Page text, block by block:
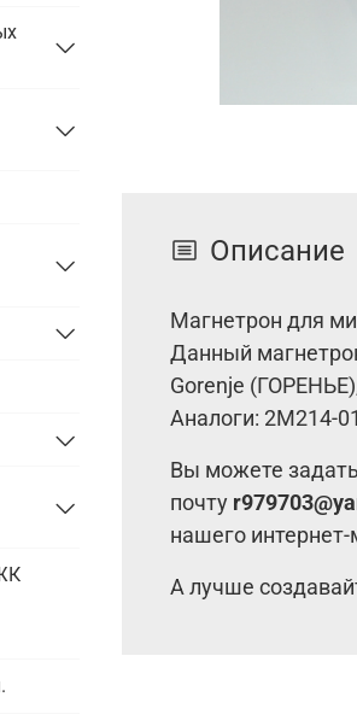
Описание
Магнетрон для
Данный
Gorenje
Аналоги: 2M214-
Вы можете
почту
нашего интернет-
А лучше